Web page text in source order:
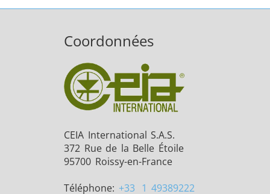
Coordonnées
CEIA International S.A.S.
372 Rue de la Belle Étoile
95700 Roissy-en-France
Téléphone: +33 1 49389222